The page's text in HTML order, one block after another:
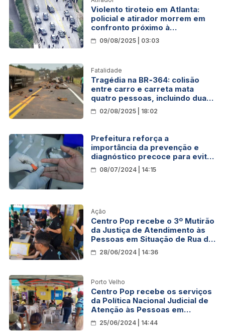
Violento tiroteio em Atlanta:
policial e atirador morrem em
confronto próximo à
Universidade Emory e ao Centro
de Controle e Prevenção de
09/08/2025 | 03:03
Fatalidade
Tragédia na BR‑364: colisão
entre carro e carreta mata
quatro pessoas, incluindo duas
crianças
02/08/2025 | 18:02
Prefeitura reforça a
importância da prevenção e
diagnóstico precoce para evitar
complicações da doença
08/07/2024 | 14:15
Ação
Centro Pop recebe o 3º Mutirão
da Justiça de Atendimento às
Pessoas em Situação de Rua da
Região Norte
28/06/2024 | 14:36
Porto Velho
Centro Pop recebe os serviços
da Política Nacional Judicial de
Atenção às Pessoas em
Situação de Rua
25/06/2024 | 14:44